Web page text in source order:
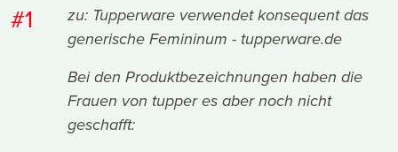
#1
zu: Tupperware verwendet konsequent das
generische Femininum - tupperware.de
Bei den Produktbezeichnungen haben die
Frauen von tupper es aber noch nicht
geschafft: